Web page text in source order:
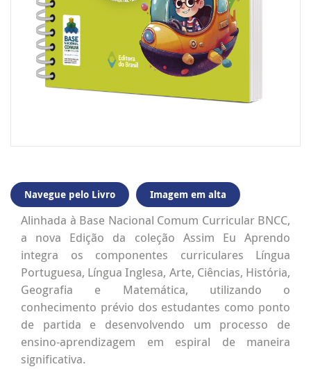
Navegue pelo Livro Imagem em alta
Alinhada à Base Nacional Comum Curricular BNCC,
a nova Edição da coleção Assim Eu Aprendo
integra os componentes curriculares Língua
Portuguesa, Língua Inglesa, Arte, Ciências, História,
Geografia e Matemática, utilizando o
conhecimento prévio dos estudantes como ponto
de partida e desenvolvendo um processo de
ensino-aprendizagem em espiral de maneira
significativa.